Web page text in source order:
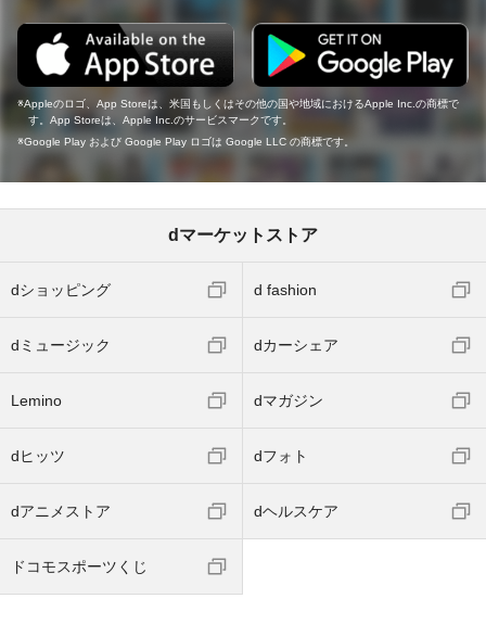
Appleのロゴ、App Storeは、米国もしくはその他の国や地域におけるApple Inc.の商標で
す。App Storeは、Apple Inc.のサービスマークです。
Google Play および Google Play ロゴは Google LLC の商標です。
dマーケットストア
dショッピング d fashion
dミュージック dカーシェア
Lemino dマガジン
dヒッツ dフォト
dアニメストア dヘルスケア
ドコモスポーツくじ